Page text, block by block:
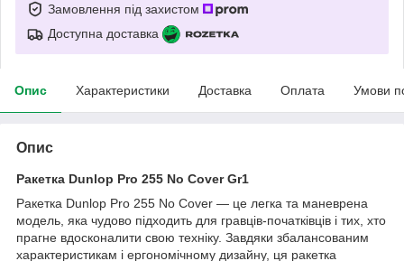
Замовлення під захистом
Доступна доставка
Опис Характеристики Доставка Оплата Умови
Опис
Ракетка Dunlop Pro 255 No Cover Gr1
Ракетка Dunlop Pro 255 No Cover — це легка та маневрена
модель, яка чудово підходить для гравців-початківців і тих, хто
прагне вдосконалити свою техніку. Завдяки збалансованим
характеристикам і ергономічному дизайну, ця ракетка